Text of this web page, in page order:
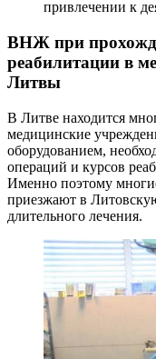
привлечении к
ВНЖ при
реабилитации в
Литвы
В Литве находится
медицинские
оборудованием,
операций и курсов
Именно поэтому
приезжают в
длительного лечения.